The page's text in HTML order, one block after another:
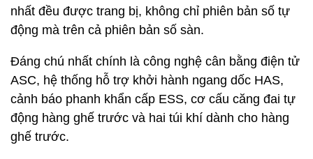
nhất đều được trang bị, không chỉ phiên bản số tự
động mà trên cả phiên bản số sàn.
Đáng chú nhất chính là công nghệ cân bằng điện tử
ASC, hệ thống hỗ trợ khởi hành ngang dốc HAS,
cảnh báo phanh khẩn cấp ESS, cơ cấu căng đai tự
động hàng ghế trước và hai túi khí dành cho hàng
ghế trước.